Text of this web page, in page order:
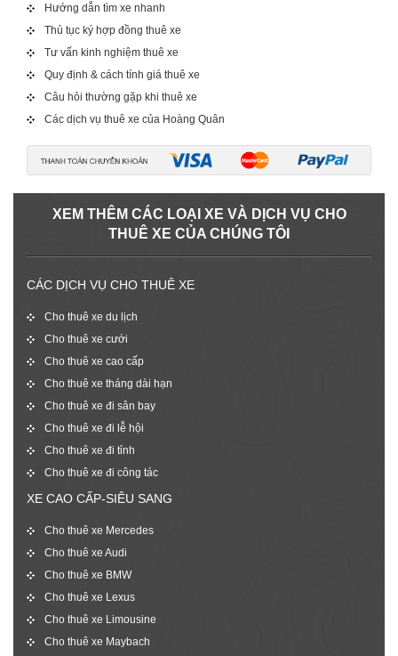
Hướng dẫn tìm xe nhanh
Thủ tục ký hợp đồng thuê xe
Tư vấn kinh nghiệm thuê xe
Quy định & cách tính giá thuê xe
Câu hỏi thường gặp khi thuê xe
Các dịch vụ thuê xe của Hoàng Quân
XEM THÊM CÁC LOẠI XE VÀ DỊCH VỤ CHO
THUÊ XE CỦA CHÚNG TÔI
CÁC DỊCH VỤ CHO THUÊ XE
Cho thuê xe du lịch
Cho thuê xe cưới
Cho thuê xe cao cấp
Cho thuê xe tháng dài hạn
Cho thuê xe đi sân bay
Cho thuê xe đi lễ hội
Cho thuê xe đi tỉnh
Cho thuê xe đi công tác
XE CAO CẤP-SIÊU SANG
Cho thuê xe Mercedes
Cho thuê xe Audi
Cho thuê xe BMW
Cho thuê xe Lexus
Cho thuê xe Limousine
Cho thuê xe Maybach